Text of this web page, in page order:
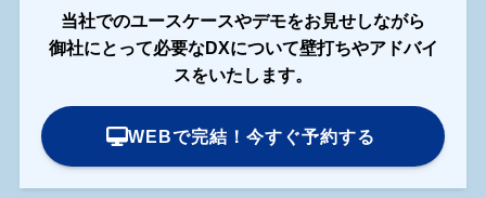
当社でのユースケースやデモをお見せしながら
御社にとって必要なDXについて壁打ちやアドバイ
スをいたします。
WEBで完結！今すぐ予約する